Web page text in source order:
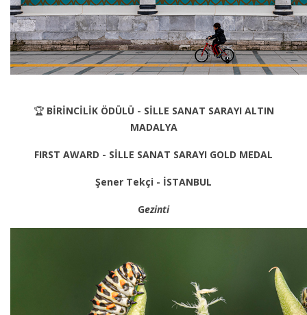
🏆 BİRİNCİLİK ÖDÜLÜ - SİLLE SANAT SARAYI ALTIN
MADALYA
FIRST AWARD - SİLLE SANAT SARAYI GOLD MEDAL
Şener Tekçi - İSTANBUL
Gezinti